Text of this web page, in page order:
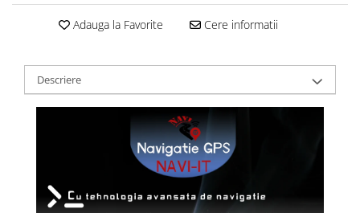
Adauga la Favorite Cere informatii
Descriere